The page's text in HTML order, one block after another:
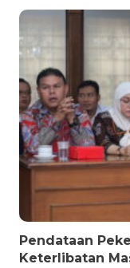
Pendataan
Keterlibatan